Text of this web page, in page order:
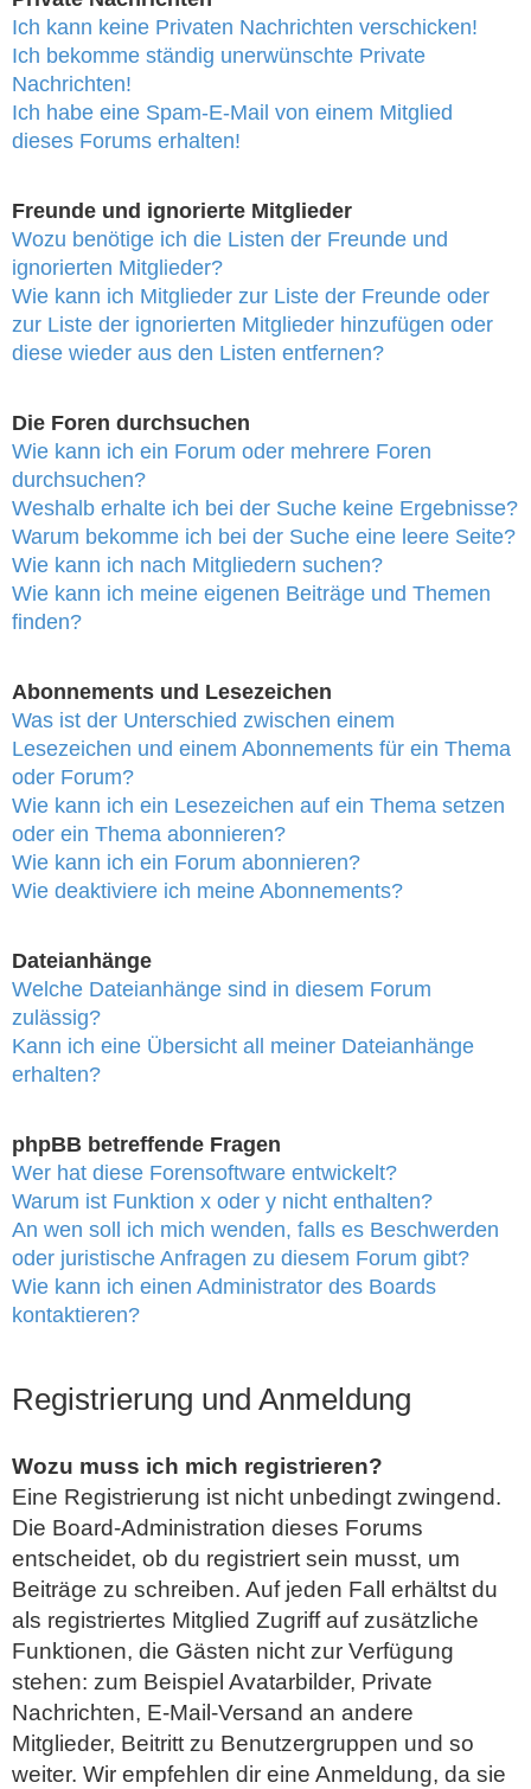
Ich kann keine Privaten Nachrichten verschicken!
Ich bekomme ständig unerwünschte Private
Nachrichten!
Ich habe eine Spam-E-Mail von einem Mitglied
dieses Forums erhalten!
Freunde und ignorierte Mitglieder
Wozu benötige ich die Listen der Freunde und
ignorierten Mitglieder?
Wie kann ich Mitglieder zur Liste der Freunde oder
zur Liste der ignorierten Mitglieder hinzufügen oder
diese wieder aus den Listen entfernen?
Die Foren durchsuchen
Wie kann ich ein Forum oder mehrere Foren
durchsuchen?
Weshalb erhalte ich bei der Suche keine Ergebnisse?
Warum bekomme ich bei der Suche eine leere Seite?
Wie kann ich nach Mitgliedern suchen?
Wie kann ich meine eigenen Beiträge und Themen
finden?
Abonnements und Lesezeichen
Was ist der Unterschied zwischen einem
Lesezeichen und einem Abonnements für ein Thema
oder Forum?
Wie kann ich ein Lesezeichen auf ein Thema setzen
oder ein Thema abonnieren?
Wie kann ich ein Forum abonnieren?
Wie deaktiviere ich meine Abonnements?
Dateianhänge
Welche Dateianhänge sind in diesem Forum
zulässig?
Kann ich eine Übersicht all meiner Dateianhänge
erhalten?
phpBB betreffende Fragen
Wer hat diese Forensoftware entwickelt?
Warum ist Funktion x oder y nicht enthalten?
An wen soll ich mich wenden, falls es Beschwerden
oder juristische Anfragen zu diesem Forum gibt?
Wie kann ich einen Administrator des Boards
kontaktieren?
Registrierung und Anmeldung
Wozu muss ich mich registrieren?
Eine Registrierung ist nicht unbedingt zwingend.
Die Board-Administration dieses Forums
entscheidet, ob du registriert sein musst, um
Beiträge zu schreiben. Auf jeden Fall erhältst du
als registriertes Mitglied Zugriff auf zusätzliche
Funktionen, die Gästen nicht zur Verfügung
stehen: zum Beispiel Avatarbilder, Private
Nachrichten, E-Mail-Versand an andere
Mitglieder, Beitritt zu Benutzergruppen und so
weiter. Wir empfehlen dir eine Anmeldung, da sie